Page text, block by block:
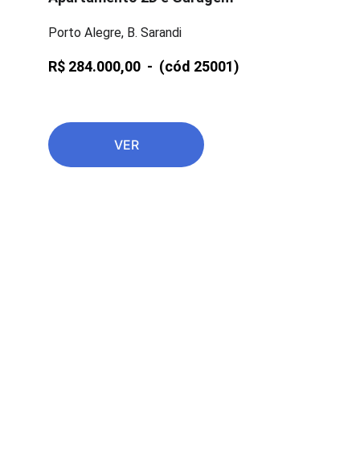
Porto Alegre, B. Sarandi
VER
R$ 284.000,00  - (cód 25001)